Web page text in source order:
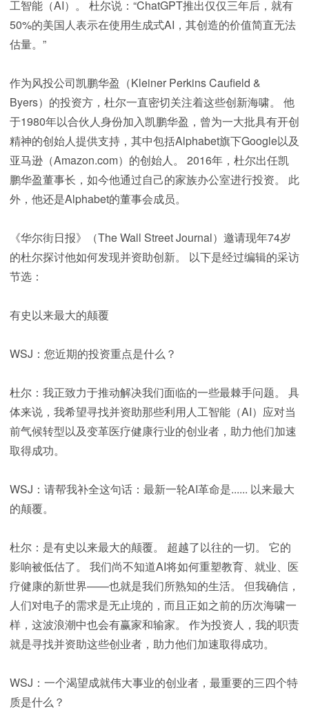
工智能（AI）。 杜尔说：“ChatGPT推出仅仅三年后，就有
50%的美国人表示在使用生成式AI，其创造的价值简直无法
估量。”
作为风投公司凯鹏华盈（Kleiner Perkins Caufield &
Byers）的投资方，杜尔一直密切关注着这些创新海啸。 他
于1980年以合伙人身份加入凯鹏华盈，曾为一大批具有开创
精神的创始人提供支持，其中包括Alphabet旗下Google以及
亚马逊（Amazon.com）的创始人。 2016年，杜尔出任凯
鹏华盈董事长，如今他通过自己的家族办公室进行投资。 此
外，他还是Alphabet的董事会成员。
《华尔街日报》（The Wall Street Journal）邀请现年74岁
的杜尔探讨他如何发现并资助创新。 以下是经过编辑的采访
节选：
有史以来最大的颠覆
WSJ：您近期的投资重点是什么？
杜尔：我正致力于推动解决我们面临的一些最棘手问题。 具
体来说，我希望寻找并资助那些利用人工智能（AI）应对当
前气候转型以及变革医疗健康行业的创业者，助力他们加速
取得成功。
WSJ：请帮我补全这句话：最新一轮AI革命是...... 以来最大
的颠覆。
杜尔：是有史以来最大的颠覆。 超越了以往的一切。 它的
影响被低估了。 我们尚不知道AI将如何重塑教育、就业、医
疗健康的新世界——也就是我们所熟知的生活。 但我确信，
人们对电子的需求是无止境的，而且正如之前的历次海啸一
样，这波浪潮中也会有赢家和输家。 作为投资人，我的职责
就是寻找并资助这些创业者，助力他们加速取得成功。
WSJ：一个渴望成就伟大事业的创业者，最重要的三四个特
质是什么？